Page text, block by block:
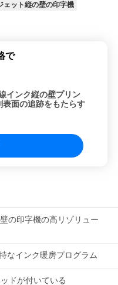
ェット縦の壁の印字機
で
インク縦の壁プリン
表面の追跡をもたらす
の印字機の高リゾリュー
なインク暖房プログラム
ドが付いている